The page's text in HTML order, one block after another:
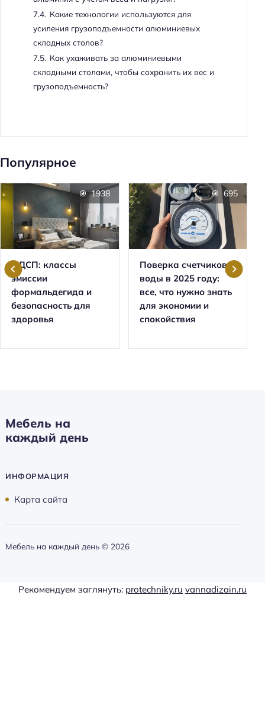
7.4. Какие технологии используются для
усиления грузоподъемности алюминиевых
складных столов?
7.5. Как ухаживать за алюминиевыми
складными столами, чтобы сохранить их вес и
грузоподъемность?
Популярное
ЛДСП: классы
эмиссии
формальдегида и
безопасность для
здоровья
1938
Поверка счетчиков
воды в 2025 году:
все, что нужно знать
для экономии и
спокойствия
695
Мебель на
каждый день
ИНФОРМАЦИЯ
Карта сайта
Мебель на каждый день © 2026
Рекомендуем заглянуть: protechniky.ru vannadizain.ru